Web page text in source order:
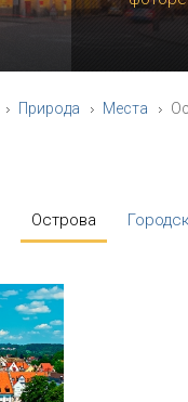
Природа Места
Острова